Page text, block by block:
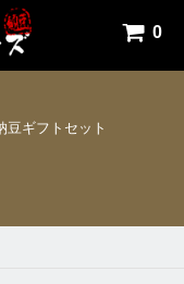
0
豆ギフトセット